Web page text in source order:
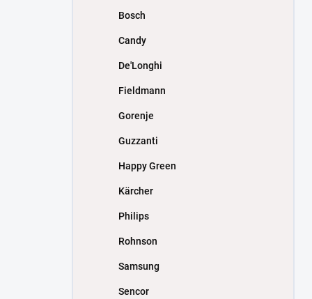
Bosch
Candy
De'Longhi
Fieldmann
Gorenje
Guzzanti
Happy Green
Kärcher
Philips
Rohnson
Samsung
Sencor